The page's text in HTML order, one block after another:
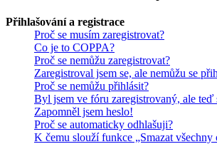
Přihlašování a registrace
Proč se musím zaregistrovat?
Co je to COPPA?
Proč se nemůžu zaregistrovat?
Zaregistroval jsem se, ale nemůžu se
Proč se nemůžu přihlásit?
Byl jsem ve fóru zaregistrovaný, ale teď
Zapomněl jsem heslo!
Proč se automaticky odhlašuji?
K čemu slouží funkce „Smazat všechny